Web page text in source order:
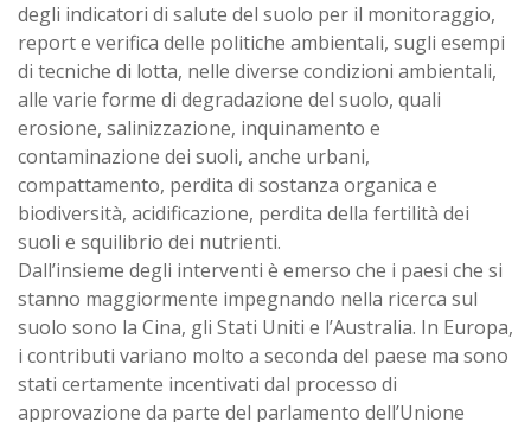
degli indicatori di salute del suolo per il monitoraggio,
report e verifica delle politiche ambientali, sugli esempi
di tecniche di lotta, nelle diverse condizioni ambientali,
alle varie forme di degradazione del suolo, quali
erosione, salinizzazione, inquinamento e
contaminazione dei suoli, anche urbani,
compattamento, perdita di sostanza organica e
biodiversità, acidificazione, perdita della fertilità dei
suoli e squilibrio dei nutrienti.
Dall’insieme degli interventi è emerso che i paesi che si
stanno maggiormente impegnando nella ricerca sul
suolo sono la Cina, gli Stati Uniti e l’Australia. In Europa,
i contributi variano molto a seconda del paese ma sono
stati certamente incentivati dal processo di
approvazione da parte del parlamento dell’Unione